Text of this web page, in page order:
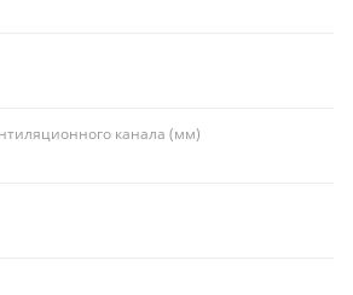
канала (мм)